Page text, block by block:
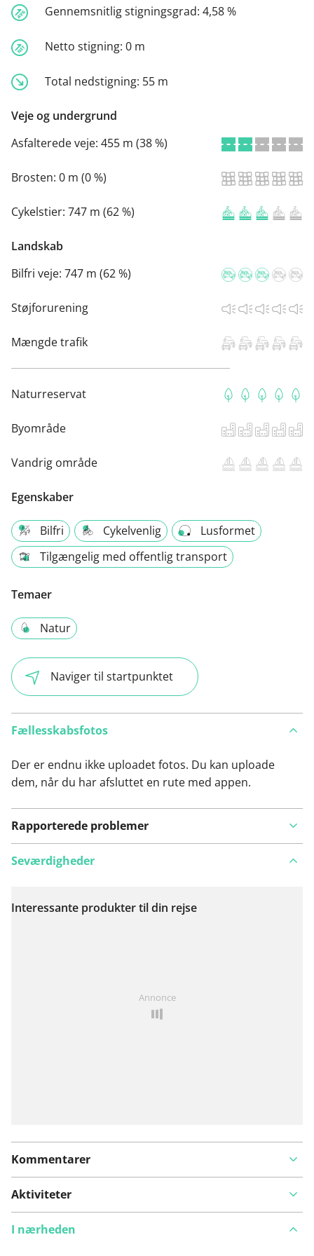
Gennemsnitlig stigningsgrad: 4,58 %
Netto stigning: 0 m
Total nedstigning: 55 m
Veje og undergrund
Asfalterede veje: 455 m (38 %)
Brosten: 0 m (0 %)
Cykelstier: 747 m (62 %)
Landskab
Bilfri veje: 747 m (62 %)
Støjforurening
Mængde trafik
Naturreservat
Byområde
Vandrig område
Egenskaber
Bilfri Cykelvenlig
Lusformet
Tilgængelig med offentlig transport
Temaer
Natur
Naviger til startpunktet
Fællesskabsfotos
Der er endnu ikke uploadet fotos. Du kan uploade
dem, når du har afsluttet en rute med appen.
Rapporterede problemer
Se på kort
Seværdigheder
Interessante produkter til din rejse
Annonce
Kommentarer
Aktiviteter
I nærheden